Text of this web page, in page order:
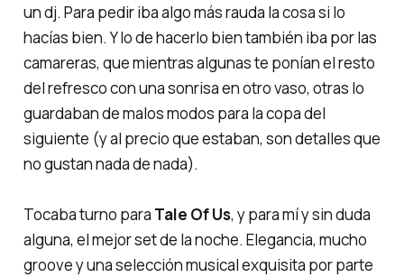
un dj. Para pedir iba algo más rauda la cosa si lo
hacías bien. Y lo de hacerlo bien también iba por las
camareras, que mientras algunas te ponían el resto
del refresco con una sonrisa en otro vaso, otras lo
guardaban de malos modos para la copa del
siguiente (y al precio que estaban, son detalles que
no gustan nada de nada).
Tocaba turno para Tale Of Us, y para mí y sin duda
alguna, el mejor set de la noche. Elegancia, mucho
groovey una selección musical exquisita por parte